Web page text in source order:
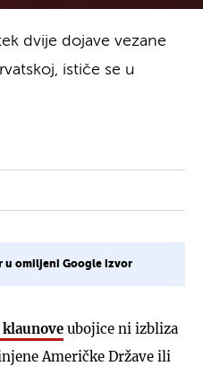
dvije dojave vezane
ističe se u
u omiljeni Google izvor
ubojice ni izbliza
Američke Države ili